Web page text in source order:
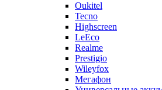
Oukitel
Tecno
Highscreen
LeEco
Realme
Prestigio
Wileyfox
Мегафон